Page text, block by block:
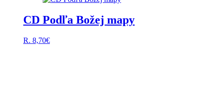
CD Podľa Božej mapy
R. 8,70€